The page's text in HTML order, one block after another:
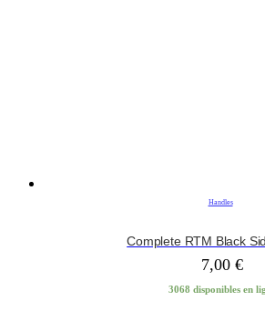
Handles
Complete RTM Black
7,00 €
3068 disponibles en